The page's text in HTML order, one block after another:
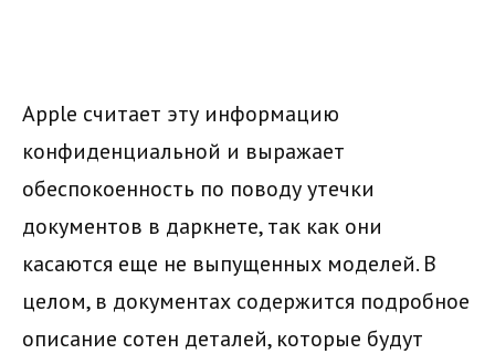
Apple считает эту информацию
конфиденциальной и выражает
обеспокоенность по поводу утечки
документов в даркнете, так как они
касаются еще не выпущенных моделей. В
целом, в документах содержится подробное
описание сотен деталей, которые будут